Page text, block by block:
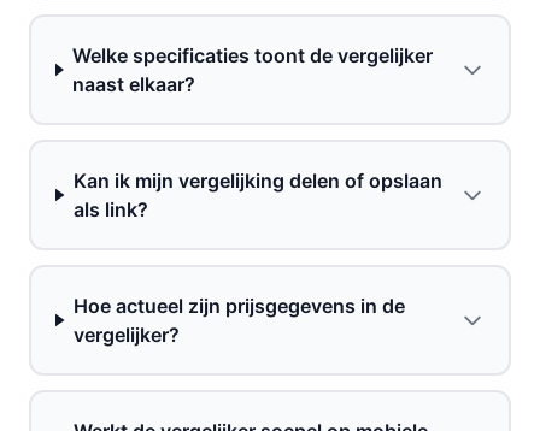
Welke specificaties toont de vergelijker
naast elkaar?
Kan ik mijn vergelijking delen of opslaan
als link?
Hoe actueel zijn prijsgegevens in de
vergelijker?